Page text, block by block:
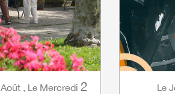
Août, Le Mercredi 2 Le